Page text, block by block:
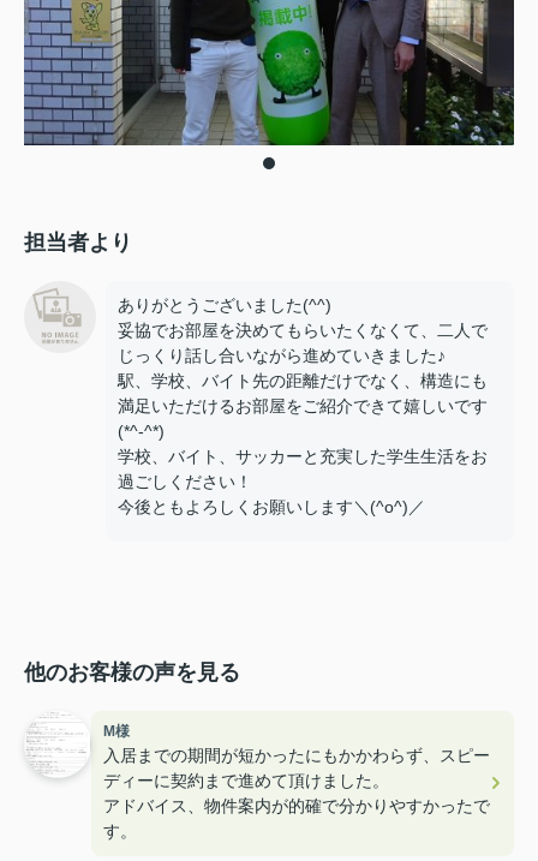
担当者より
ありがとうございました(^^)
妥協でお部屋を決めてもらいたくなくて、二人で
じっくり話し合いながら進めていきました♪
駅、学校、バイト先の距離だけでなく、構造にも
満足いただけるお部屋をご紹介できて嬉しいです
(*^-^*)
学校、バイト、サッカーと充実した学生生活をお
過ごしください！
今後ともよろしくお願いします＼(^o^)／
他のお客様の声を見る
M様
入居までの期間が短かったにもかかわらず、スピー
ディーに契約まで進めて頂けました。
アドバイス、物件案内が的確で分かりやすかったで
す。